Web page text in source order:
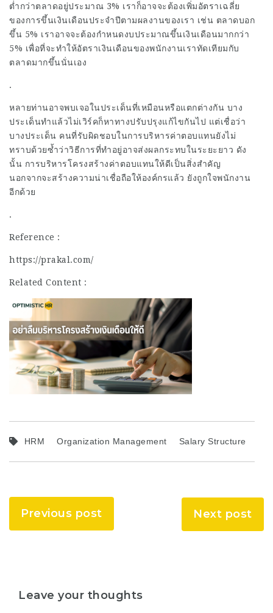
ต่ำกว่าตลาดอยู่ประมาณ 3% เราก็อาจจะต้องเพิ่มอัตราเฉลี่ย
ของการขึ้นเงินเดือนประจำปีตามผลงานของเรา เช่น ตลาดบอก
ขึ้น 5% เราอาจจะต้องกำหนดงบประมาณขึ้นเงินเดือนมากกว่า
5% เพื่อที่จะทำให้อัตราเงินเดือนของพนักงานเราทัดเทียมกับ
ตลาดมากขึ้นนั่นเอง
.
หลายท่านอาจพบเจอในประเด็นที่เหมือนหรือแตกต่างกัน บาง
ประเด็นทำแล้วไม่เวิร์คก็หาทางปรับปรุงแก้ไขกันไป แต่เชื่อว่า
บางประเด็น คนที่รับผิดชอบในการบริหารค่าตอบแทนยังไม่
ทราบด้วยซ้ำว่าวิธีการที่ทำอยู่อาจส่งผลกระทบในระยะยาว ดัง
นั้น การบริหารโครงสร้างค่าตอบแทนให้ดีเป็นสิ่งสำคัญ
นอกจากจะสร้างความน่าเชื่อถือให้องค์กรแล้ว ยังถูกใจพนักงาน
อีกด้วย
.
Reference :
https://prakal.com/
Related Content :
HRM Organization Management Salary Structure
Previous post Next post
Leave your thoughts